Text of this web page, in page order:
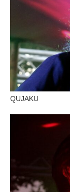
QUJAKU